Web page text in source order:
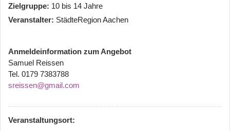
Zielgruppe 10 bis 14 Jahre
Veranstalter StädteRegion Aachen
Anmeldeinformation zum Angebot
Samuel Reissen
Tel. 0179 7383788
sreissen@gmail.com
Veranstaltungsort: